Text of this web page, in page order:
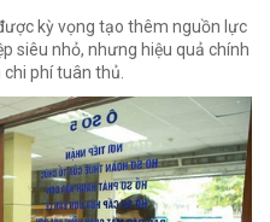
kỳ vọng tạo thêm nguồn lực
siêu nhỏ, nhưng hiệu quả chính
phí tuân thủ.